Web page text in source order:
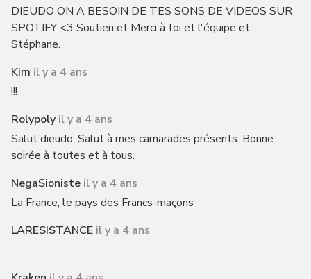
DIEUDO ON A BESOIN DE TES SONS DE VIDEOS SUR
SPOTIFY <3 Soutien et Merci à toi et l'équipe et
Stéphane.
Kim il y a 4 ans
!!!
Rolypoly il y a 4 ans
Salut dieudo. Salut à mes camarades présents. Bonne
soirée à toutes et à tous.
NegaSioniste il y a 4 ans
La France, le pays des Francs-maçons
LARESISTANCE il y a 4 ans
.